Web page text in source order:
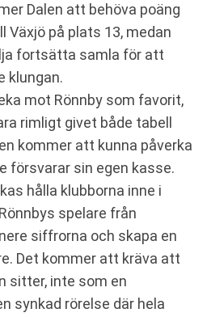
Dalen att behöva poäng
på plats 13, medan
fortsätta samla för att
klungan.
mot Rönnby som favorit,
rimligt givet både tabell
kommer att kunna påverka
försvarar sin egen kasse.
hålla klubborna inne i
spelare från
siffrorna och skapa en
Det kommer att kräva att
sitter, inte som en
synkad rörelse där hela